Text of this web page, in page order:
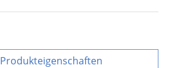
Produkteigenschaften